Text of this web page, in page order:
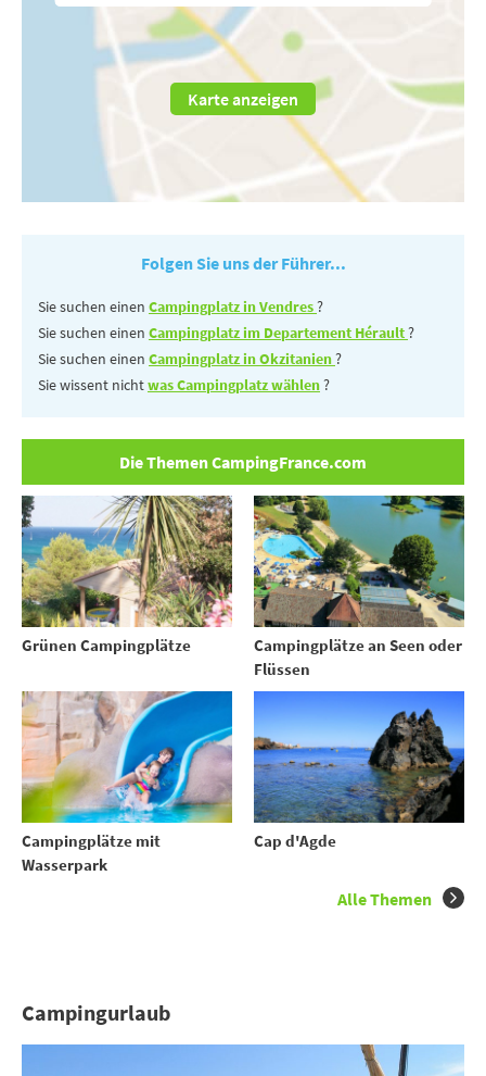
Karte anzeigen
Folgen Sie uns der Führer...
Sie suchen einen Campingplatz in Vendres?
Sie suchen einen Campingplatz im Departement Hérault?
Sie suchen einen Campingplatz in Okzitanien?
Sie wissent nichtwas Campingplatz wählen?
Die Themen CampingFrance.com
Grünen Campingplätze
Campingplätze an Seen oder
Flüssen
Campingplätze mit
Wasserpark
Cap d'Agde
Alle Themen
Campingurlaub